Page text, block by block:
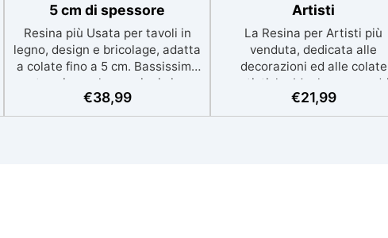
5 cm di spessore
Resina più Usata per tavoli in
legno, design e bricolage, adatta
a colate fino a 5 cm. Bassissima
esotermia per lavorazioni sicure
e senza surriscaldamenti.
Resistente a graffi e
€38,99
Artisti
La Resina per Artisti più
venduta, dedicata alle
decorazioni ed alle colate
artistiche Ideale per quadri,
rivestimenti, vassoi e anche
piccole creazioni
€21,99